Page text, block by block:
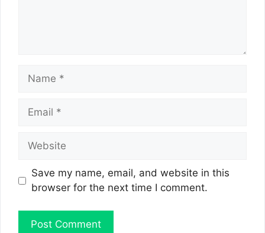
Name
Email
Website
Save my name, email, and website in this
browser for the next time I comment.